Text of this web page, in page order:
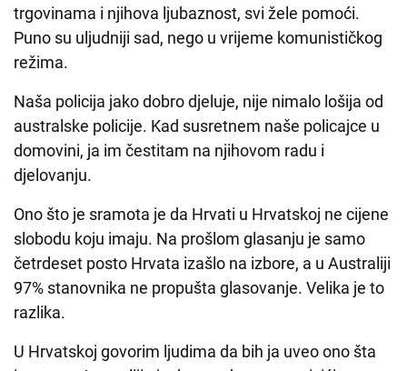
trgovinama i njihova ljubaznost, svi žele pomoći.
Puno su uljudniji sad, nego u vrijeme komunističkog
režima.
Naša policija jako dobro djeluje, nije nimalo lošija od
australske policije. Kad susretnem naše policajce u
domovini, ja im čestitam na njihovom radu i
djelovanju.
Ono što je sramota je da Hrvati u Hrvatskoj ne cijene
slobodu koju imaju. Na prošlom glasanju je samo
četrdeset posto Hrvata izašlo na izbore, a u Australiji
97% stanovnika ne propušta glasovanje. Velika je to
razlika.
U Hrvatskoj govorim ljudima da bih ja uveo ono šta